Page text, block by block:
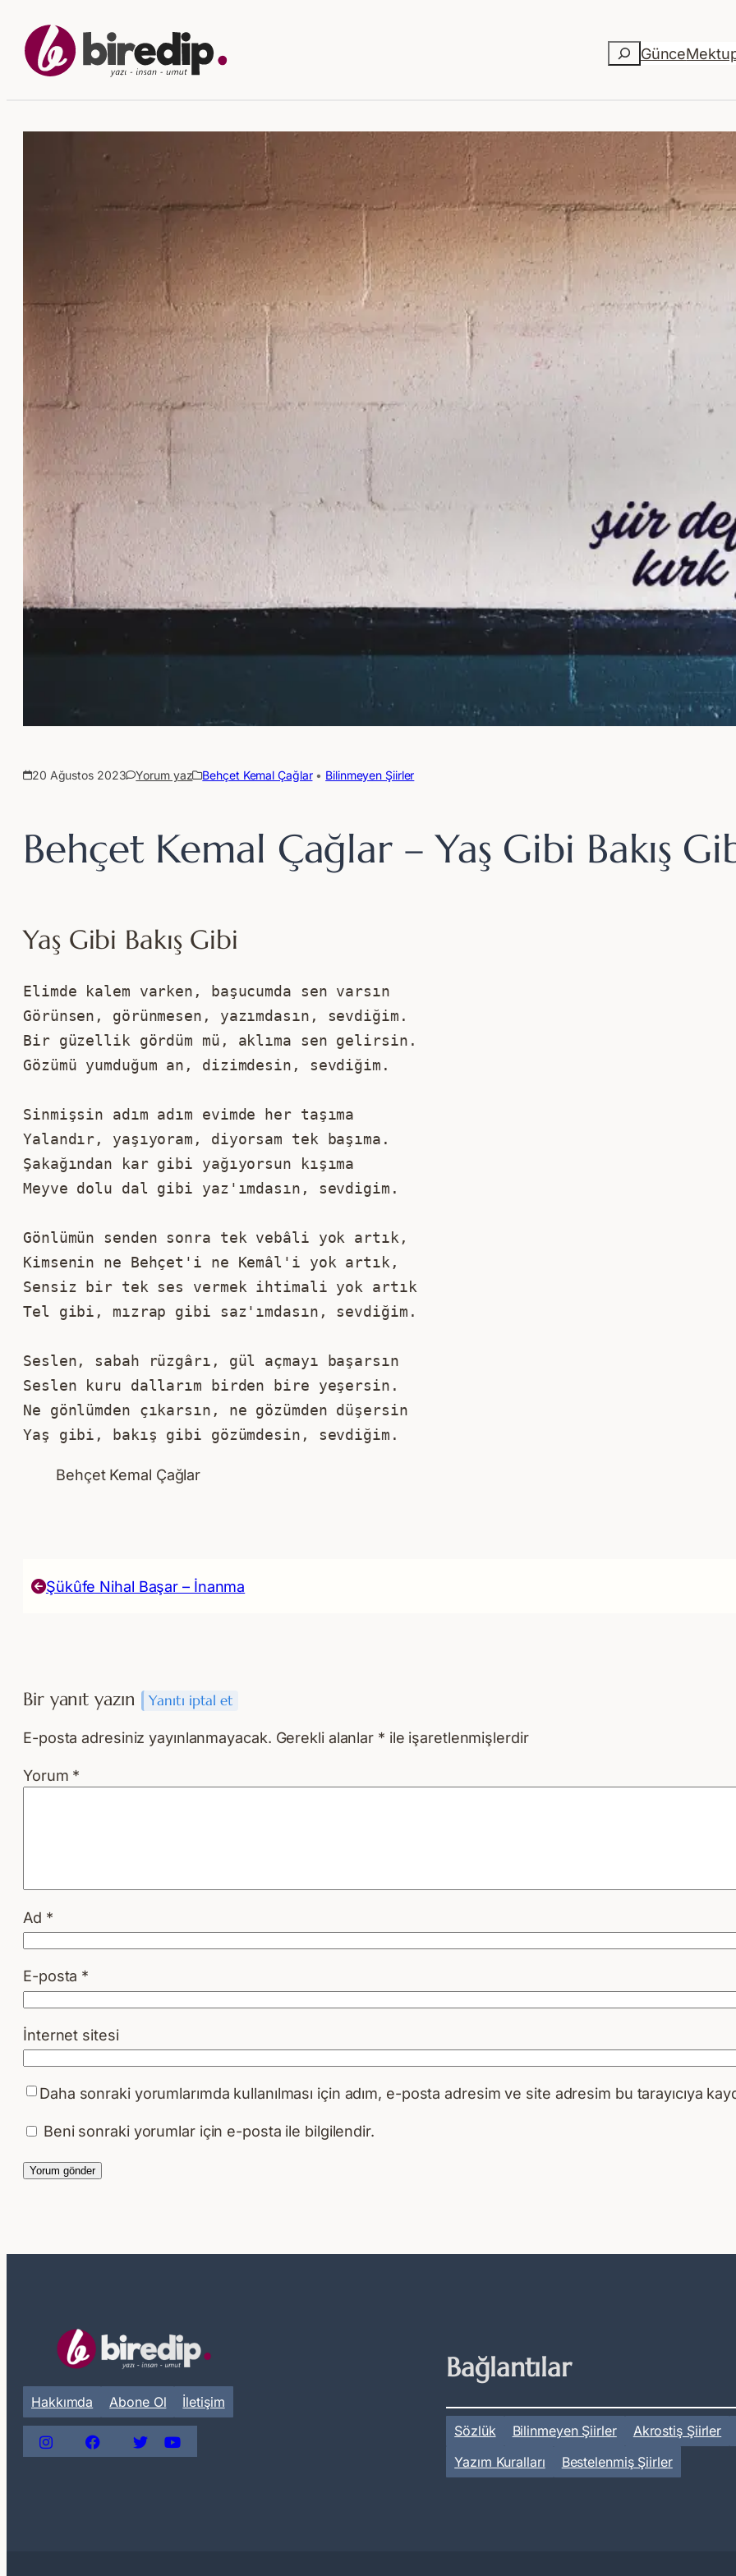
Ara Günce
20 Ağustos 2023 Yorum yaz Behçet Kemal Çağlar • Bilinmeyen Şiirler
Behçet Kemal Çağlar – Yaş Gibi Bakış
Yaş Gibi Bakış Gibi
Elimde kalem varken, başucumda sen varsın
Görünsen, görünmesen, yazımdasın, sevdiğim.
Bir güzellik gördüm mü, aklıma sen gelirsin.
Gözümü yumduğum an, dizimdesin, sevdiğim.
Sinmişsin adım adım evimde her taşıma
Yalandır, yaşıyoram, diyorsam tek başıma.
Şakağından kar gibi yağıyorsun kışıma
Meyve dolu dal gibi yaz'ımdasın, sevdigim.
Gönlümün senden sonra tek vebâli yok artık,
Kimsenin ne Behçet'i ne Kemâl'i yok artık,
Sensiz bir tek ses vermek ihtimali yok artık
Tel gibi, mızrap gibi saz'ımdasın, sevdiğim.
Seslen, sabah rüzgârı, gül açmayı başarsın
Seslen kuru dallarım birden bire yeşersin.
Ne gönlümden çıkarsın, ne gözümden düşersin
Yaş gibi, bakış gibi gözümdesin, sevdiğim.
Behçet Kemal Çağlar
Şükûfe Nihal Başar – İnanma
Bir yanıt yazın Yanıtı iptal et
E-posta adresiniz yayınlanmayacak. Gerekli alanlar * ile işaretlenmişlerdir
Yorum *
Ad *
E-posta *
İnternet sitesi
Daha sonraki yorumlarımda kullanılması için adım, e-posta adresim ve site adresim bu tarayıcıya
Beni sonraki yorumlar için e-posta ile bilgilendir.
Hakkımda Abone Ol İletişim
Bağlantılar
Sözlük Bilinmeyen Şiirler
Akrostiş Şiirler
Yazım Kuralları
Bestelenmiş Şiirler